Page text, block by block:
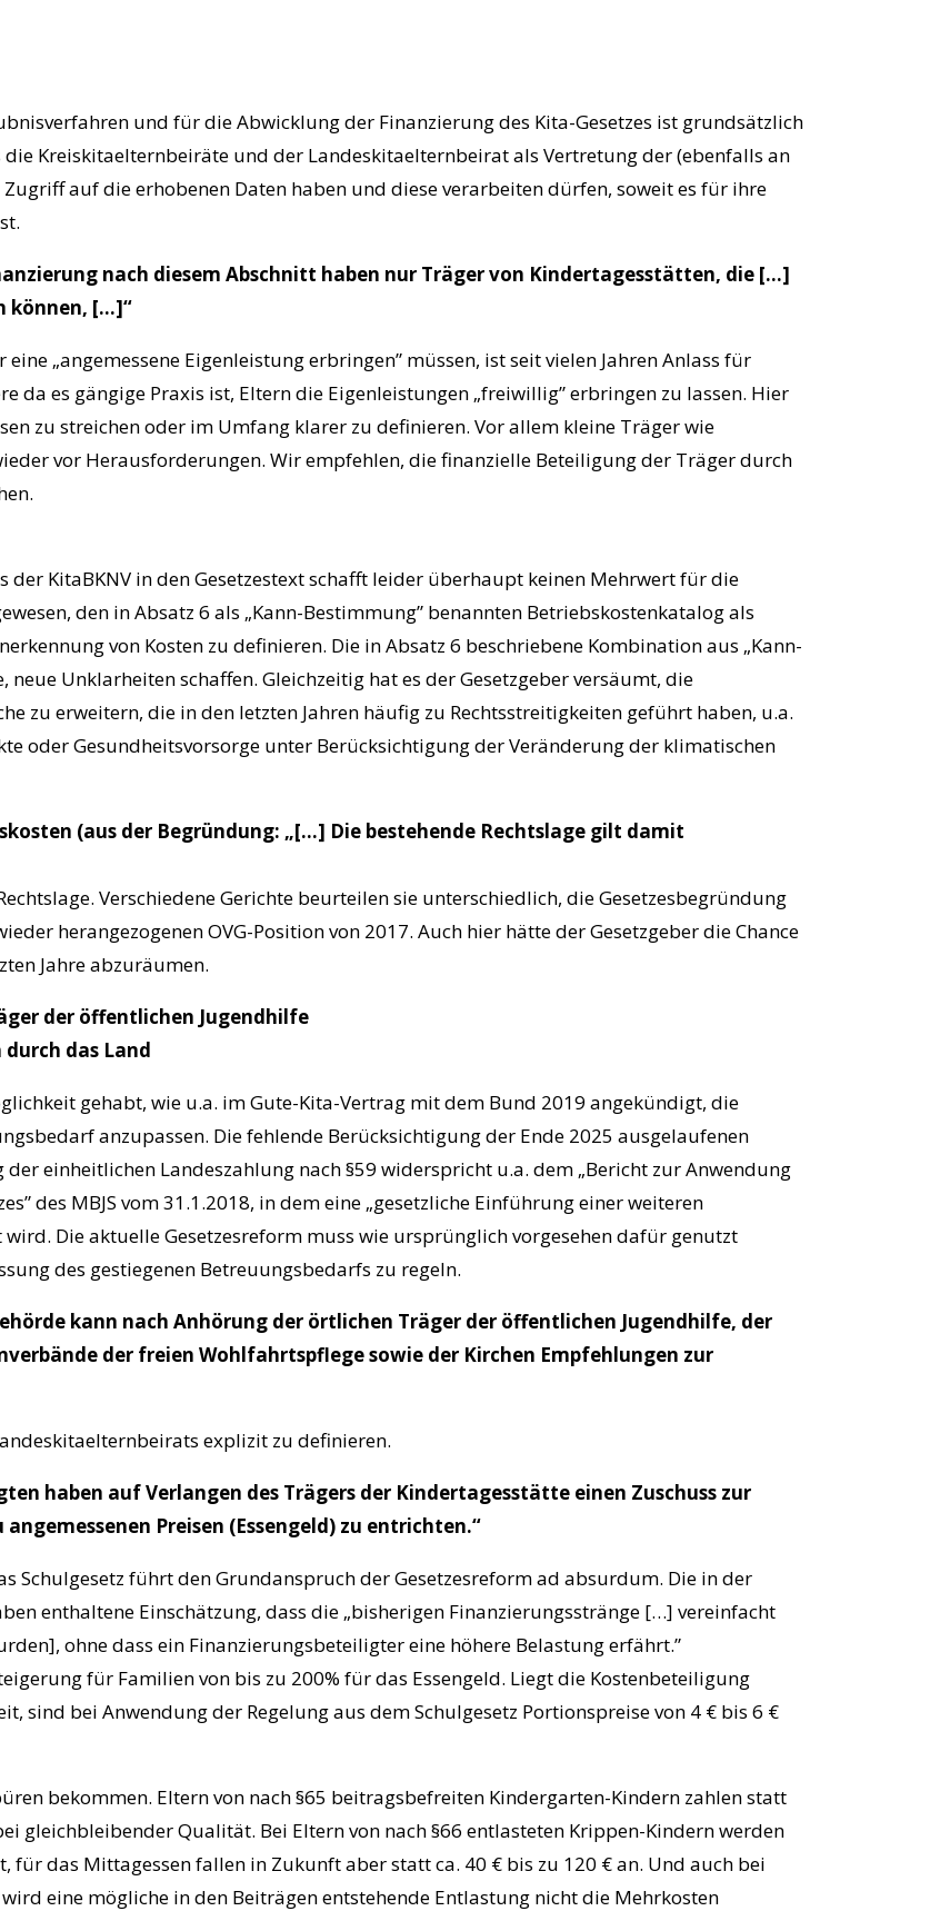
und für die Abwicklung der Finanzierung des Kita-Gesetzes ist grundsätzlich
Kreiskitaelternbeiräte und der Landeskitaelternbeirat als Vertretung der (ebenfalls an
auf die erhobenen Daten haben und diese verarbeiten dürfen, soweit es für ihre
nach diesem Abschnitt haben nur Träger von Kindertagesstätten, die […]
können, […]“
„angemessene Eigenleistung erbringen” müssen, ist seit vielen Jahren Anlass für
da es gängige Praxis ist, Eltern die Eigenleistungen „freiwillig” erbringen zu lassen. Hier
zu streichen oder im Umfang klarer zu definieren. Vor allem kleine Träger wie
vor Herausforderungen. Wir empfehlen, die finanzielle Beteiligung der Träger durch
der KitaBKNV in den Gesetzestext schafft leider überhaupt keinen Mehrwert für die
den in Absatz 6 als „Kann-Bestimmung” benannten Betriebskostenkatalog als
von Kosten zu definieren. Die in Absatz 6 beschriebene Kombination aus „Kann-
Unklarheiten schaffen. Gleichzeitig hat es der Gesetzgeber versäumt, die
zu erweitern, die in den letzten Jahren häufig zu Rechtsstreitigkeiten geführt haben, u.a.
oder Gesundheitsvorsorge unter Berücksichtigung der Veränderung der klimatischen
(aus der Begründung: „[…] Die bestehende Rechtslage gilt damit
Verschiedene Gerichte beurteilen sie unterschiedlich, die Gesetzesbegründung
herangezogenen OVG-Position von 2017. Auch hier hätte der Gesetzgeber die Chance
Jahre abzuräumen.
der öffentlichen Jugendhilfe
das Land
gehabt, wie u.a. im Gute-Kita-Vertrag mit dem Bund 2019 angekündigt, die
anzupassen. Die fehlende Berücksichtigung der Ende 2025 ausgelaufenen
einheitlichen Landeszahlung nach §59 widerspricht u.a. dem „Bericht zur Anwendung
des MBJS vom 31.1.2018, in dem eine „gesetzliche Einführung einer weiteren
Die aktuelle Gesetzesreform muss wie ursprünglich vorgesehen dafür genutzt
des gestiegenen Betreuungsbedarfs zu regeln.
kann nach Anhörung der örtlichen Träger der öffentlichen Jugendhilfe, der
der freien Wohlfahrtspflege sowie der Kirchen Empfehlungen zur
explizit zu definieren.
haben auf Verlangen des Trägers der Kindertagesstätte einen Zuschuss zur
Preisen (Essengeld) zu entrichten.“
Schulgesetz führt den Grundanspruch der Gesetzesreform ad absurdum. Die in der
enthaltene Einschätzung, dass die „bisherigen Finanzierungsstränge […] vereinfacht
ohne dass ein Finanzierungsbeteiligter eine höhere Belastung erfährt.”
für Familien von bis zu 200% für das Essengeld. Liegt die Kostenbeteiligung
sind bei Anwendung der Regelung aus dem Schulgesetz Portionspreise von 4 € bis 6 €
bekommen. Eltern von nach §65 beitragsbefreiten Kindergarten-Kindern zahlen statt
gleichbleibender Qualität. Bei Eltern von nach §66 entlasteten Krippen-Kindern werden
für das Mittagessen fallen in Zukunft aber statt ca. 40 € bis zu 120 € an. Und auch bei
eine mögliche in den Beiträgen entstehende Entlastung nicht die Mehrkosten